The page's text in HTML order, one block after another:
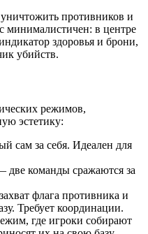
противников и
минималистичен: в центре
здоровья и брони,
убийств.
режимов,
эстетику:
сам за себя. Идеален для
две команды сражаются за
флага противника и
Требует координации.
где игроки собирают